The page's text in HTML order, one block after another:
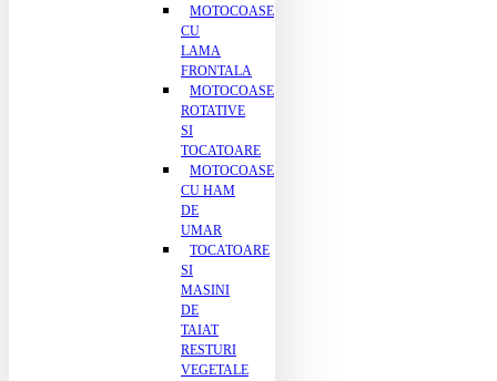
MOTOCOASE
CU
LAMA
FRONTALA
MOTOCOASE
ROTATIVE
SI
TOCATOARE
MOTOCOASE
CU HAM
DE
UMAR
TOCATOARE
SI
MASINI
DE
TAIAT
RESTURI
VEGETALE